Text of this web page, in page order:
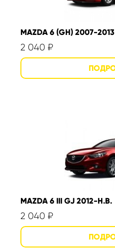
MAZDA 6 (GH) 2007-2013
2 040 ₽
MAZDA 6 III GJ 2012-Н.В.
2 040 ₽